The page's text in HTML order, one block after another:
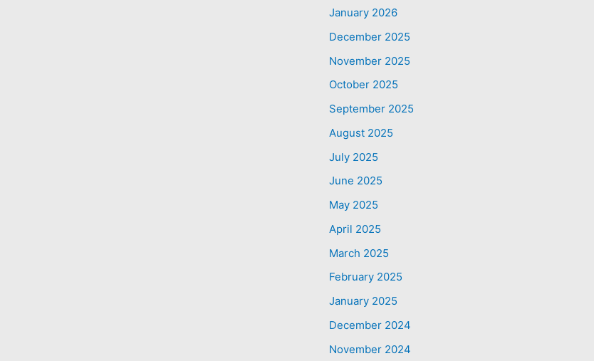
January 2026
December 2025
November 2025
October 2025
September 2025
August 2025
July 2025
June 2025
May 2025
April 2025
March 2025
February 2025
January 2025
December 2024
November 2024